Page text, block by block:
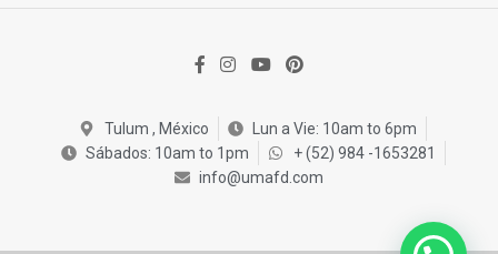
Tulum , México
Lun a Vie: 10am to 6pm
Sábados: 10am to 1pm
+ (52) 984 -1653281
info@umafd.com